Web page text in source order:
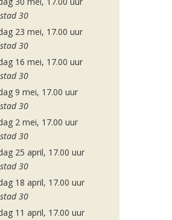
30
23 mei, 17.00 uur
30
16 mei, 17.00 uur
30
9 mei, 17.00 uur
30
2 mei, 17.00 uur
30
25 april, 17.00 uur
30
18 april, 17.00 uur
30
11 april, 17.00 uur